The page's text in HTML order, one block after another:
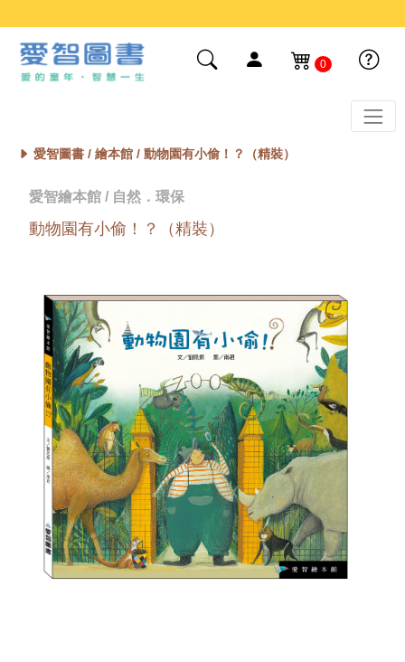
0
愛智圖書 / 繪本館/ 動物園有小偷！？（精裝）
愛智繪本館 / 自然．環保
動物園有小偷！？（精裝）